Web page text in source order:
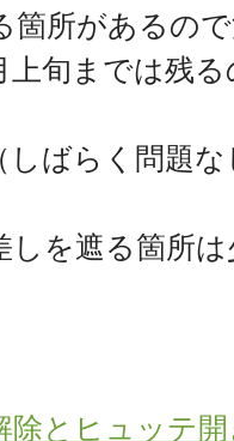
箇所があるの
上旬までは残
ばらく問題
を遮る箇所
除とヒュッテ